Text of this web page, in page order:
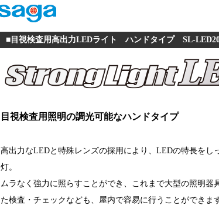
■目視検査用高出力LEDライト ハンドタイプ SL-
目視検査用照明の調光可能なハンドタイプ
高出力なLEDと特殊レンズの採用により、LEDの特長をし
灯。
ムラなく強力に照らすことができ、これまで大型の照明器
た検査・チェックなども、屋内で容易に行うことができま